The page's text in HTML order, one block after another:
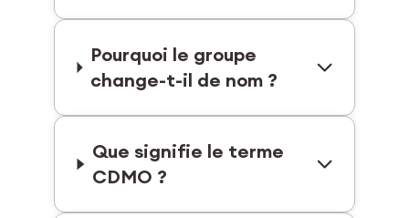
Pourquoi le groupe
change-t-il de nom ?
Que signifie le terme
CDMO ?